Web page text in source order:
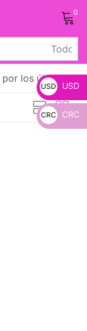
0
por los últimos
USD
_
USD
CRC CRC